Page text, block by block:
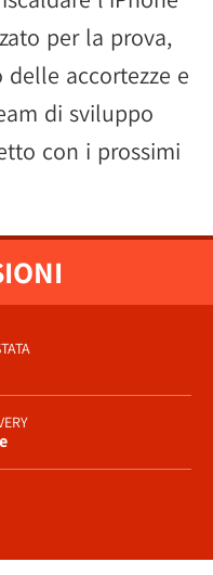
per la prova,
accortezze e
di sviluppo
con i prossimi